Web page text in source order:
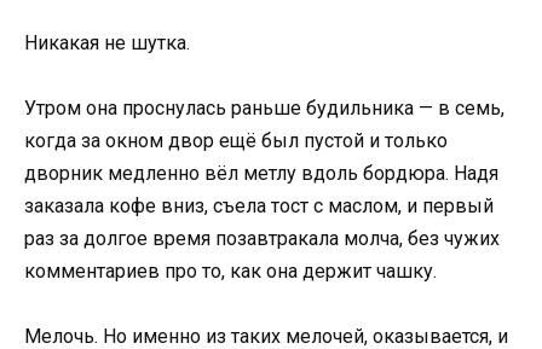
Никакая не шутка.
Утром она проснулась раньше будильника — в семь,
когда за окном двор ещё был пустой и только
дворник медленно вёл метлу вдоль бордюра. Надя
заказала кофе вниз, съела тост с маслом, и первый
раз за долгое время позавтракала молча, без чужих
комментариев про то, как она держит чашку.
Мелочь. Но именно из таких мелочей, оказывается, и